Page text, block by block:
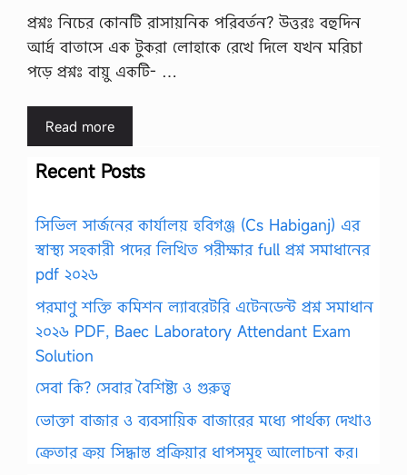
প্রশ্নঃ নিচের কোনটি রাসায়নিক পরিবর্তন? উত্তরঃ বহুদিন
আর্দ্র বাতাসে এক টুকরা লোহাকে রেখে দিলে যখন মরিচা
পড়ে প্রশ্নঃ বায়ু একটি- …
Read more
Recent Posts
সিভিল সার্জনের কার্যালয় হবিগঞ্জ (Cs Habiganj) এর
স্বাস্থ্য সহকারী পদের লিখিত পরীক্ষার full প্রশ্ন সমাধানের
pdf ২০২৬
পরমাণু শক্তি কমিশন ল্যাবরেটরি এটেনডেন্ট প্রশ্ন সমাধান
২০২৬ PDF, Baec Laboratory Attendant Exam
Solution
সেবা কি? সেবার বৈশিষ্ট্য ও গুরুত্ব
ভোক্তা বাজার ও ব্যবসায়িক বাজারের মধ্যে পার্থক্য দেখাও
ক্রেতার ক্রয় সিদ্ধান্ত প্রক্রিয়ার ধাপসমূহ আলোচনা কর।